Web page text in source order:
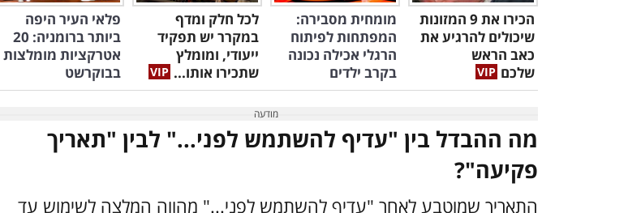
הכירו את 9 המזונות
שיכולים להרגיע את
כאב הראש
שלכם
מומחית מסבירה:
המפתחות לפיתוח
הרגלי אכילה נכונה
בקרב ילדים
לכל חלק ומדף
במקרר יש תפקיד
ייעודי, ומומלץ
שתכירו אותו...
פלאי העיר היפה
ביותר ברומניה: 20
אטרקציות מומלצות
בבוקרשט
מה ההבדל בין "עדיף להשתמש לפני..." לבין "תאריך
פקיעה"?
התאריך שמוטבע לאחר "עדיף להשתמש לפני..." מהווה המלצה לשימוש עד